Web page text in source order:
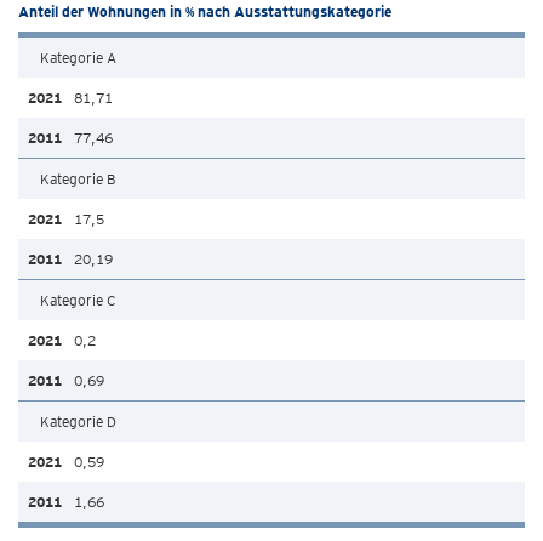
Anteil der Wohnungen in % nach Ausstattungskategorie
Kategorie A
81,71
77,46
Kategorie B
17,5
20,19
Kategorie C
0,2
0,69
Kategorie D
0,59
1,66